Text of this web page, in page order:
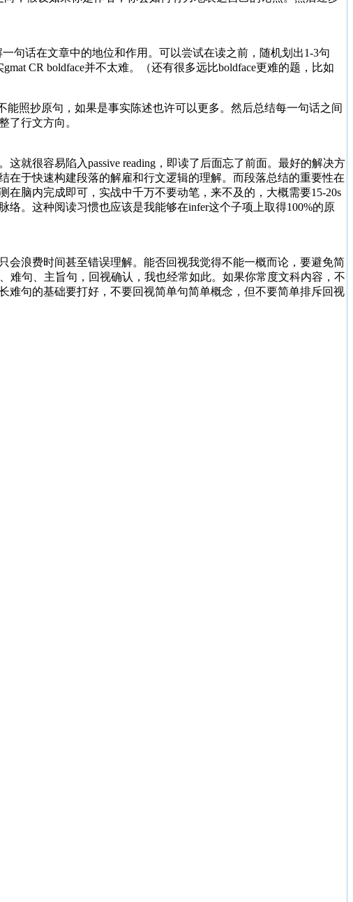
句话在文章中的地位和作用。可以尝试在读之前，随机划出1-3句
CR boldface并不太难。（还有很多远比boldface更难的题，比如
照抄原句，如果是事实陈述也许可以更多。然后总结每一句话之间
了行文方向。
就很容易陷入passive reading，即读了后面忘了前面。最好的解决方
于快速构建段落的解雇和行文逻辑的理解。而段落总结的重要性在
在脑内完成即可，实战中千万不要动笔，来不及的，大概需要15-20s
。这种阅读习惯也应该是我能够在infer这个子项上取得100%的原
浪费时间甚至错误理解。能否回视我觉得不能一概而论，要避免简
难句、主旨句，回视确认，我也经常如此。如果你常度文科内容，不
难句的基础要打好，不要回视简单句简单概念，但不要简单排斥回视